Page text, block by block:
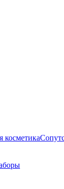
косметика